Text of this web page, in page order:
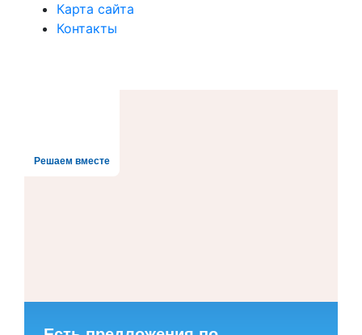
Карта сайта
Контакты
Решаем вместе